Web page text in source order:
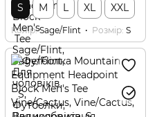
S M L XL XXL
Колір Sage/Flint Розмір S